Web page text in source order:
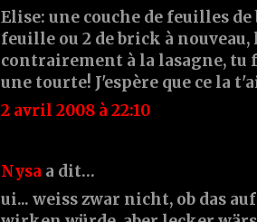
Elise: une couche de feuilles
feuille ou 2 de brick à nouveau,
contrairement à la lasagne, tu
une tourte! J'espère que ce la
2 avril 2008 à 22:10
Nysa a dit…
ui... weiss zwar nicht, ob das